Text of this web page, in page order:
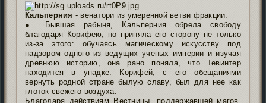
Кальперния - венатори из умеренной ветви фракции.
● Бывшая рабыня, Кальперния обрела свободу
благодаря Корифею, но приняла его сторону не только
из-за этого: обучаясь магическому искусству под
надзором одного из ведущих ученых империи и изучая
древнюю историю, она рано поняла, что Тевинтер
находится в упадке. Корифей, с его обещаниями
вернуть родной стране былую славу, был для нее как
глоток свежего воздуха.
Благодаря действиям Вестницы, поддержавшей магов,